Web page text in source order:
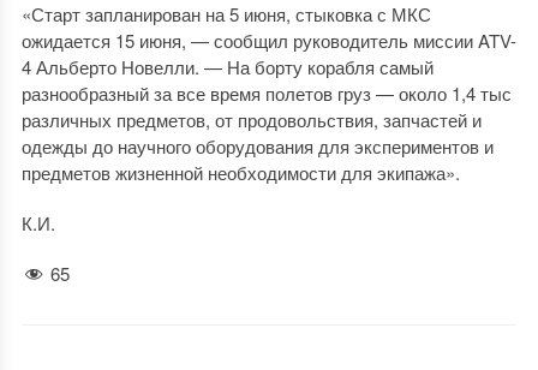
«Старт запланирован на 5 июня, стыковка с МКС
ожидается 15 июня, — сообщил руководитель миссии ATV-
4 Альберто Новелли. — На борту корабля самый
разнообразный за все время полетов груз — около 1,4 тыс
различных предметов, от продовольствия, запчастей и
одежды до научного оборудования для экспериментов и
предметов жизненной необходимости для экипажа».
К.И.
65